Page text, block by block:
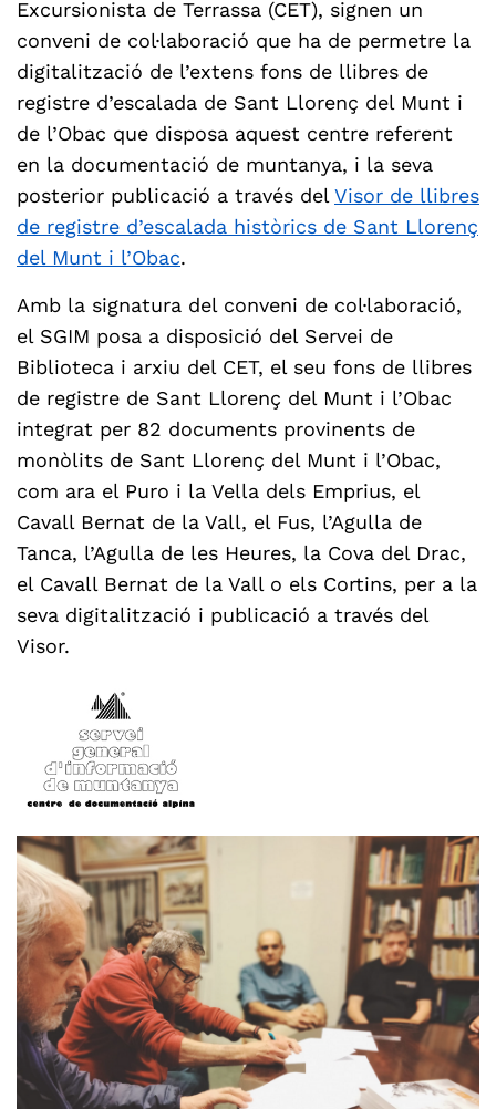
Excursionista de Terrassa (CET), signen un
conveni de col·laboració que ha de permetre la
digitalització de l’extens fons de llibres de
registre d’escalada de Sant Llorenç del Munt i
de l’Obac que disposa aquest centre referent
en la documentació de muntanya, i la seva
posterior publicació a través del Visor de llibres
de registre d’escalada històrics de Sant Llorenç
del Munt i l’Obac.
Amb la signatura del conveni de col·laboració,
el SGIM posa a disposició del Servei de
Biblioteca i arxiu del CET, el seu fons de llibres
de registre de Sant Llorenç del Munt i l’Obac
integrat per 82 documents provinents de
monòlits de Sant Llorenç del Munt i l’Obac,
com ara el Puro i la Vella dels Emprius, el
Cavall Bernat de la Vall, el Fus, l’Agulla de
Tanca, l’Agulla de les Heures, la Cova del Drac,
el Cavall Bernat de la Vall o els Cortins, per a la
seva digitalització i publicació a través del
Visor.